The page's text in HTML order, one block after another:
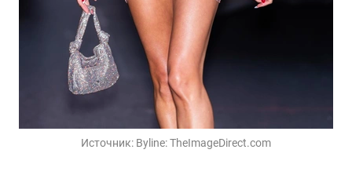
Источник: Byline: TheImageDirect.com